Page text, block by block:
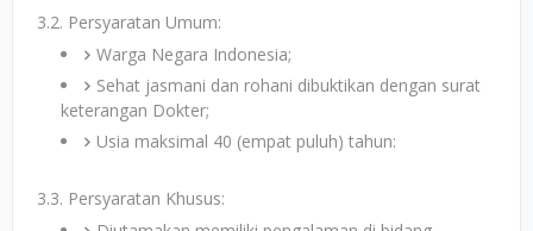
3.2. Persyaratan Umum:
Warga Negara Indonesia;
Sehat jasmani dan rohani dibuktikan dengan surat
keterangan Dokter;
Usia maksimal 40 (empat puluh) tahun:
3.3. Persyaratan Khusus: